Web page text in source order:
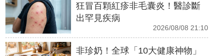
狂冒百顆紅疹非毛囊炎！醫診斷
出罕見疾病
2026/08/08 21:10
非珍奶！全球「10大健康神物」